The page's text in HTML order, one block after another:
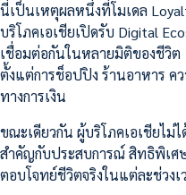
นี่เป็นเหตุผลหนึ่งที่โมเดล
บริโภคเอเชียเปิดรับ Digital
เชื่อมต่อกันในหลายมิติของชีวิต
ตั้งแต่การช็อปปิง ร้านอาหาร ค
ทางการเงิน
ขณะเดียวกัน ผู้บริโภคเอเชียไม่
สำคัญกับประสบการณ์ สิทธิพิเศ
ตอบโจทย์ชีวิตจริงในแต่ละช่วงเ